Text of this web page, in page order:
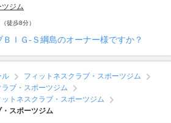
ジム
徒歩8分）
ＩＧ‐Ｓ綱島のオーナー様ですか？
ル
フィットネスクラブ・スポーツジム
ブ・スポーツジム
トネスクラブ・スポーツジム
スポーツジム